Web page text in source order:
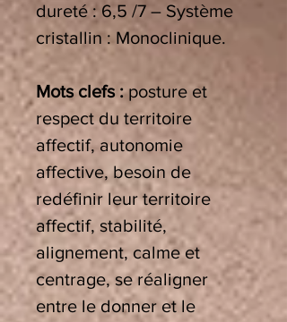
dureté : 6,5 /7 – Système
cristallin : Monoclinique.
Mots clefs :posture et
respect du territoire
affectif, autonomie
affective, besoin de
redéfinir leur territoire
affectif, stabilité,
alignement, calme et
centrage, se réaligner
entre le donner et le